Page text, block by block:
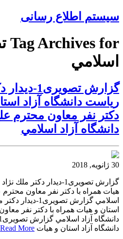
سیستم اطلاع رسانی
اسلامي
گزارش
رياست دانشگاه آزاد
دكتر نفر معاون محترم
دانشگاه آزاد اسلامي
30 ژانویه, 2018
گزارش تصویری1-ديدار
هيات همراه با دكتر نفر معاون
اسلامي گزارش
استان و هيات همراه با دكتر نفر
دانشگاه آزاد استان و هيات Read More